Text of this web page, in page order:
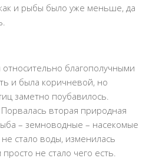
и рыбы было уже меньше, да
благополучными
и была коричневой, но
заметно поубавилось.
вторая природная
– земноводные – насекомые
стало воды, изменилась
не стало чего есть.